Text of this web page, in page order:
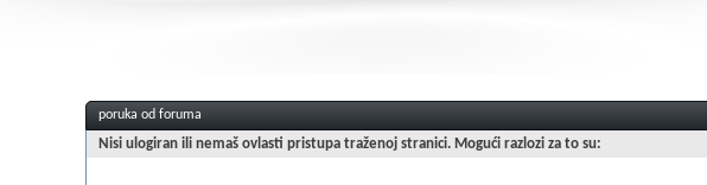
poruka od foruma
Nisi ulogiran ili nemaš ovlasti pristupa traženoj stranici. Mogući razlozi za to su: